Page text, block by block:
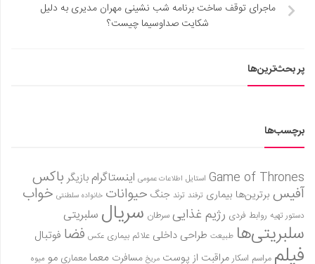
ماجرای توقف ساخت برنامه شب نشینی مهران مدیری به دلیل
شکایت صداوسیما چیست؟
پر بحث‌ترین‌ها
برچسب‌ها
Game of Thrones استایل اطلاعات عمومی اینستاگرام بازیگر باکس
آفیس برترین‌ها بیماری ترفند ترند جنگ حیوانات خانواده سلطنتی خواب
دستور تهیه روابط فردی رژیم غذاییسرطان سریال سلبریتی
سلبریتی‌ها طبیعت طراحی داخلی علائم بیماری عکس فضا فوتبال
فیلم مراسم اسکارمراقبت از پوست مریخ مسافرت معمامعماری مو میوه